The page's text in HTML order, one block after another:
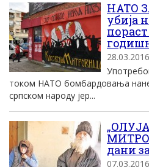
НАТО
убија
током НАТО бомбардовања
српском народу јер...
дани